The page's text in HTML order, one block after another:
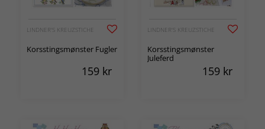
LINDNER'S KREUZSTICHE
Korsstingsmønster Fugler
159 kr
LINDNER'S KREUZSTICHE
Korsstingsmønster
Juleferd
159 kr